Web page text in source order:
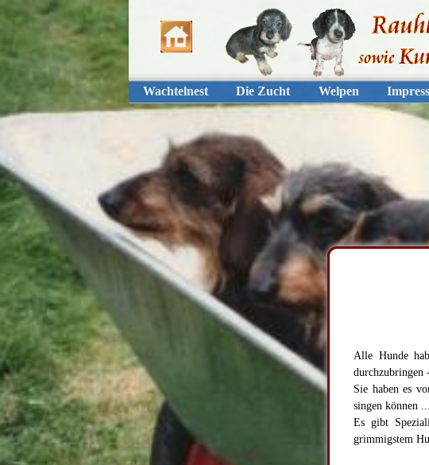
Wachtelnest Die Zucht Welpen
Alle Hunde
durchzubringen
Sie haben es
singen können
Es gibt
grimmigstem